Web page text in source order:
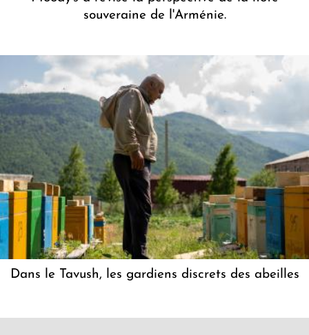
souveraine de l'Arménie.
Dans le Tavush, les gardiens discrets des abeilles